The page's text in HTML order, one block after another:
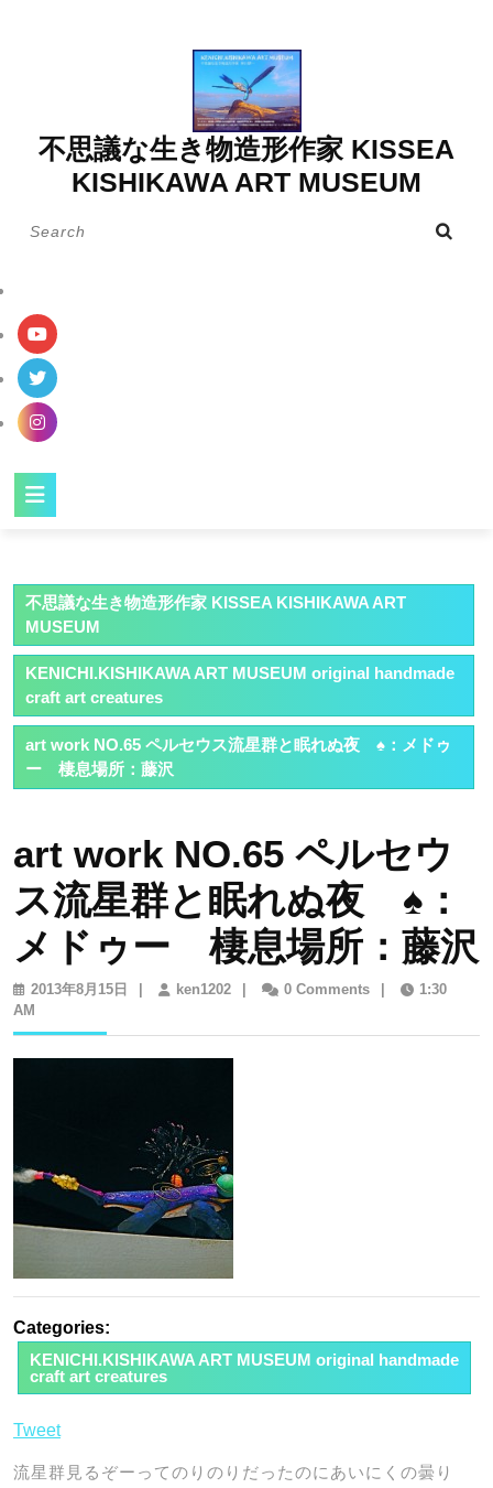
不思議な生き物造形作家 KISSEA
KISHIKAWA ART MUSEUM
不思議な生き物造形作家 KISSEA KISHIKAWA ART
MUSEUM
KENICHI.KISHIKAWA ART MUSEUM original handmade
craft art creatures
art work NO.65 ペルセウス流星群と眠れぬ夜 ♠：メドゥ
ー 棲息場所：藤沢
art work NO.65 ペルセウ
ス流星群と眠れぬ夜 ♠：
メドゥー 棲息場所：藤沢
2013年8月15日
2013
ken1202ken12020 Comments
1:30
AM
Categories:
KENICHI.KISHIKAWA ART MUSEUM original handmade
craft art creatures
Tweet
流星群見るぞーってのりのりだったのにあいにくの曇り